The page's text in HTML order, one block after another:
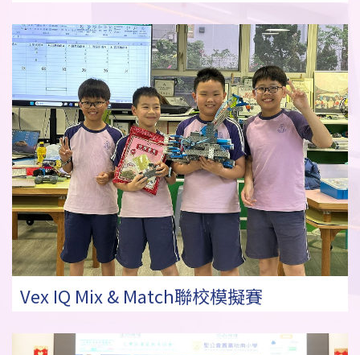
Vex IQ Mix & Match聯校模擬賽